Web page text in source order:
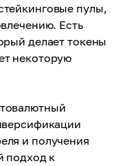
пулы,
Есть
делает токены
некоторую
и получения
подход к